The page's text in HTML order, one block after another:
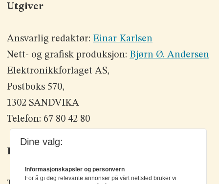
Utgiver
Ansvarlig redaktør: Einar Karlsen
Nett- og grafisk produksjon: Bjørn Ø. Andersen
Elektronikkforlaget AS,
Postboks 570,
1302 SANDVIKA
Telefon: 67 80 42 80
Kontakt oss
Dine valg:
Informasjonskapsler og personvern
For å gi deg relevante annonser på vårt nettsted bruker vi